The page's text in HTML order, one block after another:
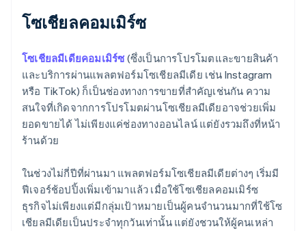
โซเชียลคอมเมิร์ซ
โซเชียลมีเดียคอมเมิร์ซ(ซึ่งเป็นการโปรโมตและขายสินค้า
และบริการผ่านแพลตฟอร์มโซเชียลมีเดีย เช่น Instagram
หรือ TikTok) ก็เป็นช่องทางการขายที่สำคัญเช่นกัน ความ
สนใจที่เกิดจากการโปรโมตผ่านโซเชียลมีเดียอาจช่วยเพิ่ม
ยอดขายได้ ไม่เพียงแค่ช่องทางออนไลน์ แต่ยังรวมถึงที่หน้า
ร้านด้วย
ในช่วงไม่กี่ปีที่ผ่านมา แพลตฟอร์มโซเชียลมีเดียต่างๆ เริ่มมี
ฟีเจอร์ช้อปปิ้งเพิ่มเข้ามาแล้ว เมื่อใช้โซเชียลคอมเมิร์ซ
ธุรกิจไม่เพียงแต่มีกลุ่มเป้าหมายเป็นผู้คนจำนวนมากที่ใช้โซ
เชียลมีเดียเป็นประจำทุกวันเท่านั้น แต่ยังชวนให้ผู้คนเหล่า